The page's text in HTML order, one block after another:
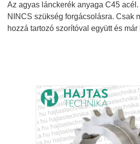
Az agyas lánckerék anyaga C45
NINCS szükség forgácsolásra. Csak
hozzá tartozó szorítóval együtt és